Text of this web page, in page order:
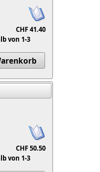
CHF 41.40
von 1-3
CHF 50.50
von 1-3